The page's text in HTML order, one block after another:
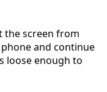
the screen from
and continue
loose enough to